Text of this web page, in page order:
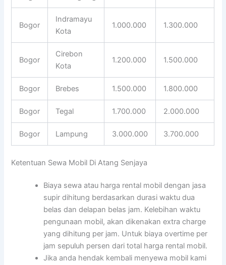
Bogor
Indramayu
Kota
1.000.000 1.300.000
Bogor
Cirebon
Kota
1.200.000 1.500.000
Bogor Brebes 1.500.000 1.800.000
Bogor Tegal 1.700.000 2.000.000
Bogor Lampung 3.000.000 3.700.000
Ketentuan Sewa Mobil Di Atang Senjaya
Biaya sewa atau harga rental mobil dengan jasa
supir dihitung berdasarkan durasi waktu dua
belas dan delapan belas jam. Kelebihan waktu
pengunaan mobil, akan dikenakan extra charge
yang dihitung per jam. Untuk biaya overtime per
jam sepuluh persen dari total harga rental mobil.
Jika anda hendak kembali menyewa mobil kami